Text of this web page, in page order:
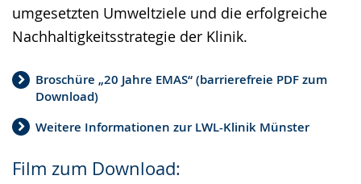
umgesetzten Umweltziele und die erfolgreiche
Nachhaltigkeitsstrategie der Klinik.
Broschüre „20 Jahre EMAS“ (barrierefreie PDF zum
Download)
Weitere Informationen zur LWL-Klinik Münster
Film zum Download: